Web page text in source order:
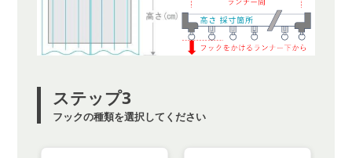
ステップ3
フックの種類を選択してください